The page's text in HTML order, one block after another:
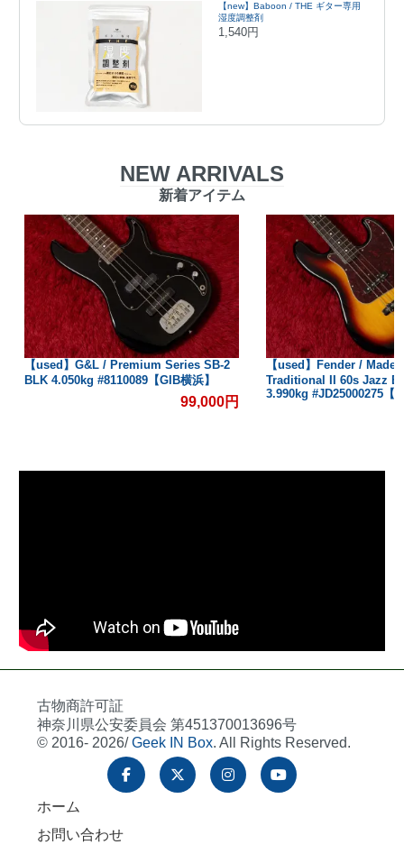
【new】Baboon / THE ギター専用
湿度調整剤
1,540円
NEW ARRIVALS
新着アイテム
【used】G&L / Premium Series SB-2
BLK 4.050kg #8110089【GIB横浜】
99,000円
【used】Fender / Made
Traditional II 60s Jazz
3.990kg #JD25000275【
古物商許可証
神奈川県公安委員会 第451370013696号
© 2016- 2026/Geek IN Box. All Rights Reserved.
ホーム
お問い合わせ